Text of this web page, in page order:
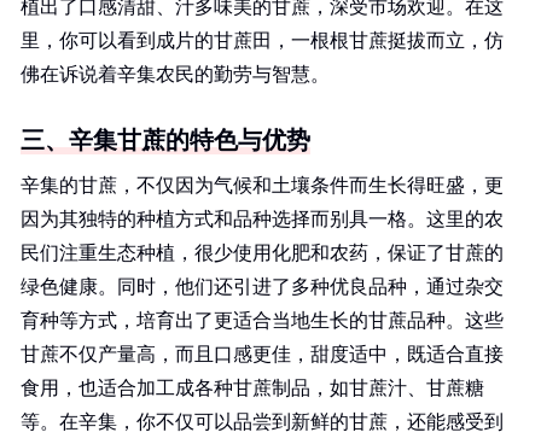
植出了口感清甜、汁多味美的甘蔗，深受市场欢迎。在这
里，你可以看到成片的甘蔗田，一根根甘蔗挺拔而立，仿
佛在诉说着辛集农民的勤劳与智慧。
三、辛集甘蔗的特色与优势
辛集的甘蔗，不仅因为气候和土壤条件而生长得旺盛，更
因为其独特的种植方式和品种选择而别具一格。这里的农
民们注重生态种植，很少使用化肥和农药，保证了甘蔗的
绿色健康。同时，他们还引进了多种优良品种，通过杂交
育种等方式，培育出了更适合当地生长的甘蔗品种。这些
甘蔗不仅产量高，而且口感更佳，甜度适中，既适合直接
食用，也适合加工成各种甘蔗制品，如甘蔗汁、甘蔗糖
等。在辛集，你不仅可以品尝到新鲜的甘蔗，还能感受到